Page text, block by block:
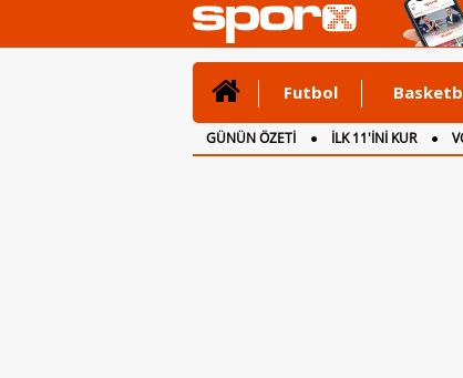
Futbol
GÜNÜN ÖZETİ İLK 11'İNİ KUR
CANLI ANLATIM
İNGİLTERE